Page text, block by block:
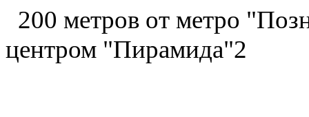
200 метров от метро
центром "Пирамида"2